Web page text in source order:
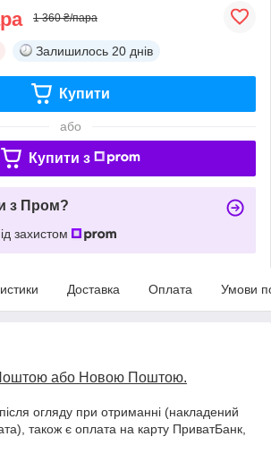
1 360 ₴/пара
Залишилось 20 днів
Купити
або
Купити з
з Пром?
захистом
Доставка Оплата Умови
або Новою Поштою.
огляду при отриманні (накладений
також є оплата на карту ПриватБанк,